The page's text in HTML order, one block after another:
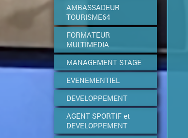
AMBASSADEUR
TOURISME64
FORMATEUR
MULTIMEDIA
MANAGEMENT STAGE
EVENEMENTIEL
DEVELOPPEMENT
AGENT SPORTIF et
DEVELOPPEMENT